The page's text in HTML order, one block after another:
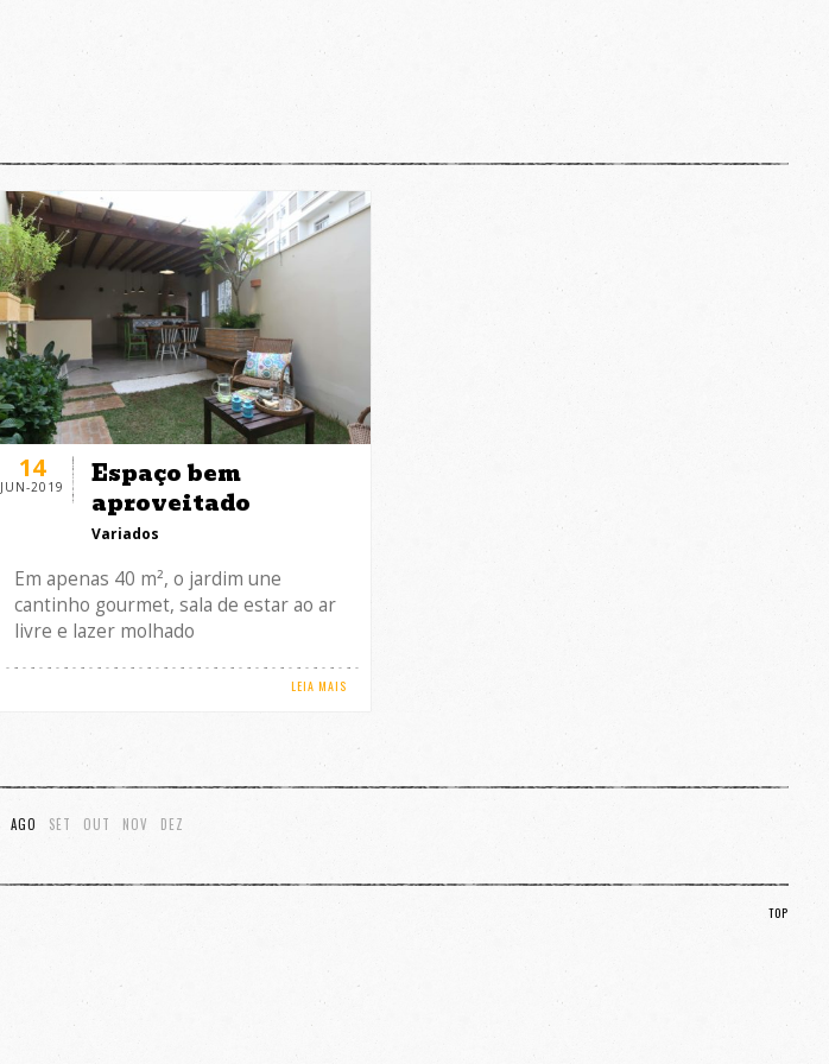
14
JUN-2019
Espaço bem
aproveitado
Variados
Em apenas 40 m², o jardim une
cantinho gourmet, sala de estar ao ar
livre e lazer molhado
LEIA MAIS
AGO SET OUT NOV DEZ
TOP